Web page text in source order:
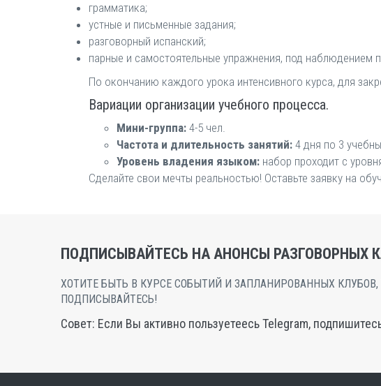
грамматика;
устные и письменные задания;
разговорный испанский;
парные и самостоятельные упражнения, под наблюдением
По окончанию каждого урока интенсивного курса, для
Вариации организации учебного процесса.
Мини-группа: 4-5 чел.
Частота и длительность занятий: 4 дня по 3
Уровень владения языком: набор проходит с
Сделайте свои мечты реальностью! Оставьте заявку на
ПОДПИСЫВАЙТЕСЬ НА АНОНСЫ РАЗГОВОРНЫХ
ХОТИТЕ БЫТЬ В КУРСЕ СОБЫТИЙ И ЗАПЛАНИРОВАННЫХ КЛУБОВ,
ПОДПИСЫВАЙТЕСЬ!
Совет: Если Вы активно пользуетеесь Telegram,